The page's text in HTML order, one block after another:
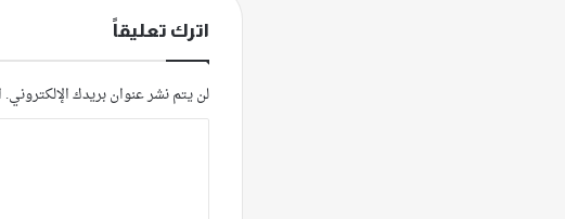
اترك تعليقاً
لن يتم نشر عنوان بريدك الإلكتروني.